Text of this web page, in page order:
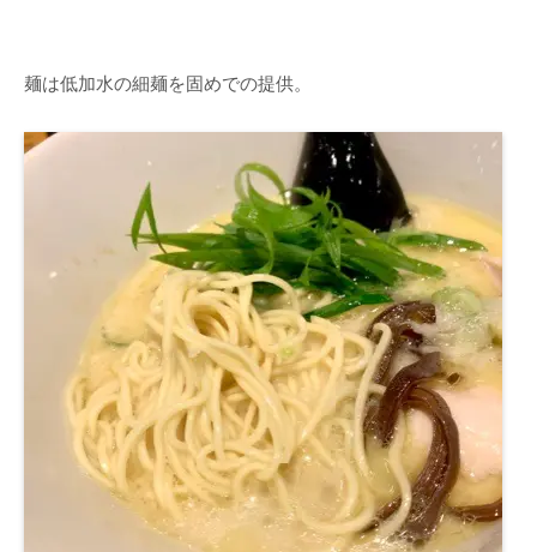
麺は低加水の細麺を固めでの提供。